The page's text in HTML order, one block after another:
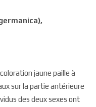
jaune paille à
sur la partie antérieure
des deux sexes ont